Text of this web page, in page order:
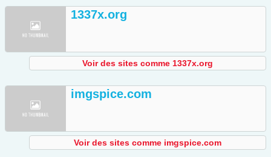
1337x.org
Voir des sites comme 1337x.org
imgspice.com
Voir des sites comme imgspice.com